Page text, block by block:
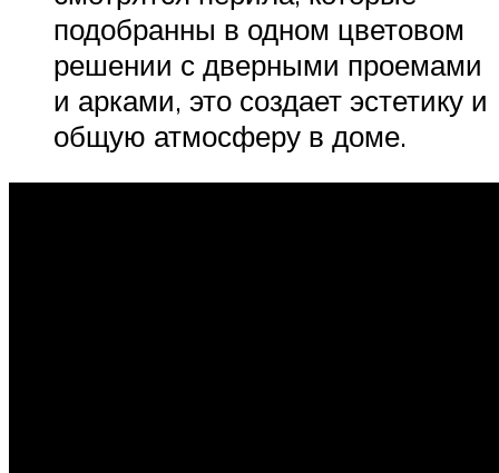
подобранны в одном цветовом
решении с дверными проемами
и арками, это создает эстетику и
общую атмосферу в доме.